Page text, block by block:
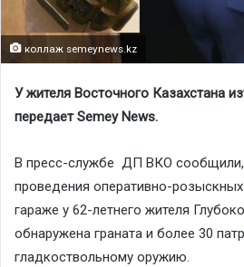
коллаж semeynews.kz
У жителя Восточного Казахстана
передает Sеmey News.
В пресс-службе ДП ВКО
проведения оперативно-
гараже у 62-летнего жителя
обнаружена граната и более 30
гладкоствольному оружию.